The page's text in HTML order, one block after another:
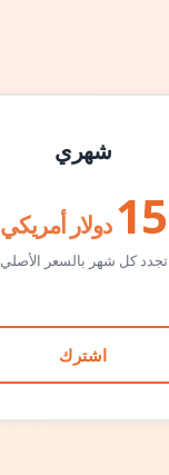
شهري
15 دولار أمريكي
تجدد كل شهر بالسعر الأصلي
اشترك